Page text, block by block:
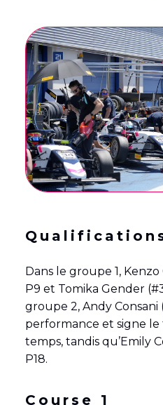
Dans le groupe 1, Kenzo
P9 et Tomika Gender
groupe 2, Andy
performance et signe
temps, tandis qu’Emily
P18.
Course 1